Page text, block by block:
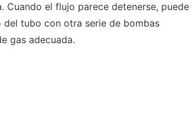
el flujo parece detenerse, puede
tubo con otra serie de bombas
gas adecuada.